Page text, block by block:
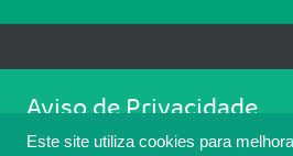
Este site utiliza cookies para
SGAS 616, Conjunto D, Lote 115, L2 Sul,
Copyright 2026 CFM. Todos os direitos
Aviso de Privacidade
Nós usamos cookies para